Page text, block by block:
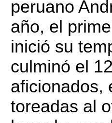
peruano
año, el
inició su
culminó el
aficionados,
toreadas al